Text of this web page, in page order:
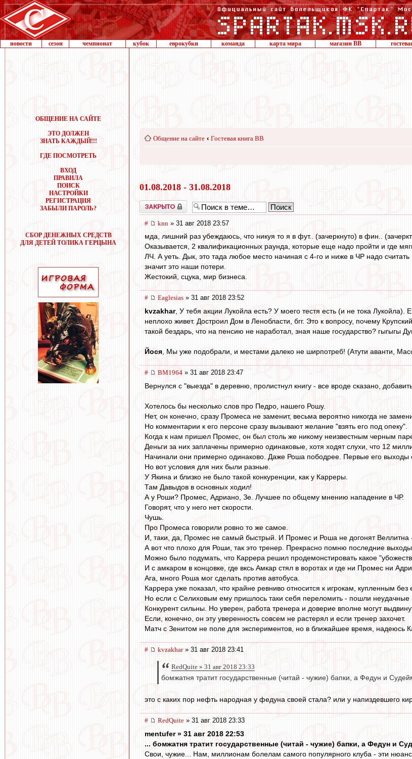
новости сезон чемпионат кубок еврокубки команда карта мира магазин ВВ
ОБЩЕНИЕ НА САЙТЕ
ЭТО ДОЛЖЕН
ЗНАТЬ КАЖДЫЙ!!!
ГДЕ ПОСМОТРЕТЬ
ВХОД
ПРАВИЛА
ПОИСК
НАСТРОЙКИ
РЕГИСТРАЦИЯ
ЗАБЫЛИ ПАРОЛЬ?
СБОР ДЕНЕЖНЫХ СРЕДСТВ
ДЛЯ ДЕТЕЙ ТОЛИКА ГЕРЦЫНА
Общение на сайте ‹ Гостевая книга ВВ
01.08.2018 - 31.08.2018
Закрыто
# knn » 31 авг 2018 23:57
мда, лишний раз убеждаюсь, что никуя то я в фут.. (зачеркнуто) в фин..
Оказывается, 2 квалификационных раунда, которые еще надо пройти и где
ЛЧ. А уеть. Дык, это тада любое место начиная с 4-го и ниже в ЧР надо
значит это наши потери.
Жестокий, сцука, мир бизнеса.
# Eaglesias » 31 авг 2018 23:52
kvzakhar, У тебя акции Лукойла есть? У моего тестя есть (и не тока
неплохо живет. Достроил Дом в Ленобласти, бгг. Это к вопросу, почему
такой бездарь, что на пенсию не наработал, зная наше государство? гыгыгы
Йося , Мы уже подобрали, и местами далеко не ширпотреб! (Атути аванти,
# BM1964 » 31 авг 2018 23:47
Вернулся с "выезда" в деревню, пролистнул книгу - все вроде сказано,
Хотелось бы несколько слов про Педро, нашего Рошу.
Нет, он конечно, сразу Промеса не заменит, весьма вероятно никогда не
Но комментарии к его персоне сразу вызывают желание "взять его под опеку".
Когда к нам пришел Промес, он был столь же никому неизвестным черным
Деньги за них заплачены примерно одинаковые, хотя ходят слухи, что 12
Начинали они примерно одинаково. Даже Роша пободрее. Первые его выходы
Но вот условия для них были разные.
У Якина и близко не было такой конкуренции, как у Карреры.
Там Давыдов в основных ходил!
А у Роши? Промес, Адриано, Зе. Лучшее по общему мнению нападение в ЧР.
Говорят, что у него нет скорости.
Чушь.
Про Промеса говорили ровно то же самое.
И, таки, да, Промес не самый быстрый. И Промес и Роша не догонят Веллитна -
А вот что плохо для Роши, так это тренер. Прекрасно помню последние
Можно было подумать, что Каррера решил продемонстировать какое
И с амкаром в концовке, где вксь Амкар стял в воротах и где ни Промес ни
Ага, много Роша мог сделать против автобуса.
Каррера уже показал, что крайне ревниво относится к игрокам, купленным без
Но если с Селиховым ему пришлось таки себя переломить - пошли неудачные
Конкурент сильны. Но уверен, работа тренера и доверие вполне могут
Если, конечно, он эту уверенность совсем не растерял и если тренер захочет.
Матч с Зенитом не поле для экспериментов, но в ближайшее время, надеюсь
# kvzakhar» 31 авг 2018 23:41
RedQuite » 31 авг 2018 23:33
бомжатня тратит государственные (читай - чужие) бапки, а Федун и
это с каких пор нефть народная у федуна своей стала? или у напиздевшего
# RedQuite » 31 авг 2018 23:33
mentufer » 31 авг 2018 22:53
... бомжатня тратит государственные (читай - чужие) бапки, а Федун и
Свои, чужие... Нам, миллионам болелам самого популярного клуба - эти